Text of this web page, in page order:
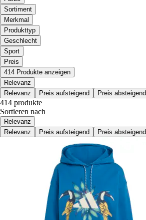
Sortiment
Merkmal
Produkttyp
Geschlecht
Sport
Preis
414 Produkte anzeigen
Relevanz
Relevanz
Preis aufsteigend Preis absteigend
414 produkte
Sortieren nach
Relevanz
Relevanz
Preis aufsteigend Preis absteigend